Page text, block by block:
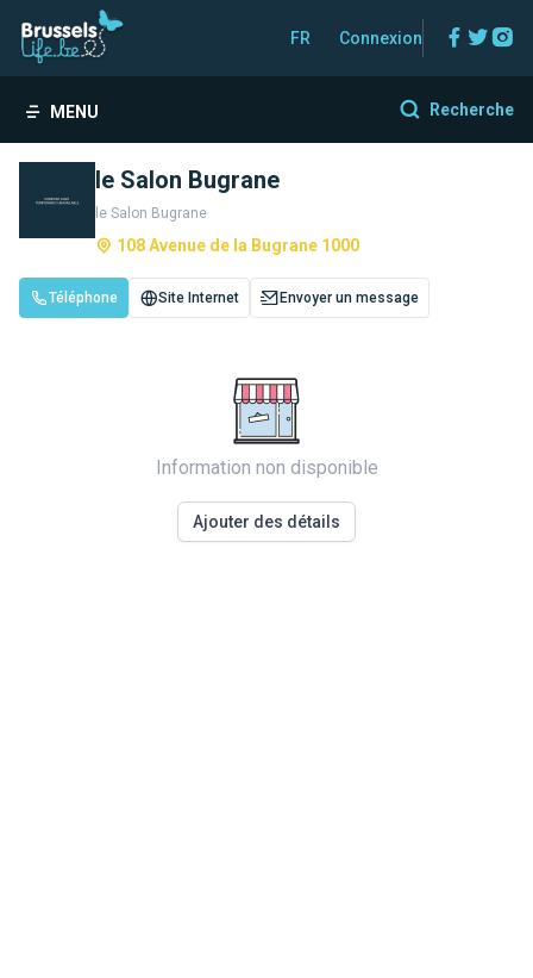
FR Connexion
MENU Recherche
le Salon Bugrane
le Salon Bugrane
108 Avenue de la Bugrane 1000
Téléphone Site Internet Envoyer un message
Information non disponible
Ajouter des détails